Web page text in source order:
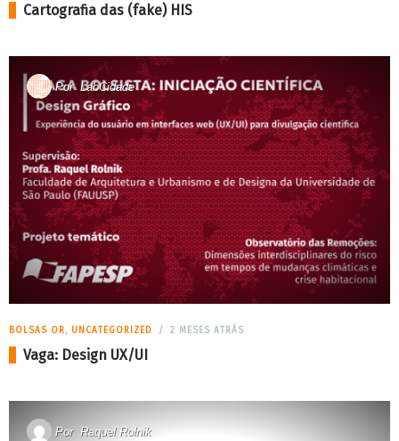
Cartografia das (fake) HIS
Por LabCidade
BOLSAS OR, UNCATEGORIZED 2 MESES ATRÁS
Vaga: Design UX/UI
Por Raquel Rolnik